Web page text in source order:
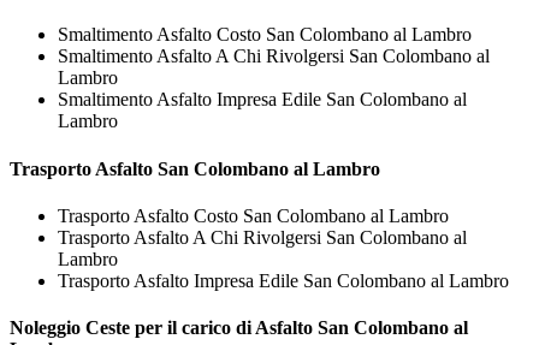
Smaltimento Asfalto Costo San Colombano al Lambro
Smaltimento Asfalto A Chi Rivolgersi San Colombano al
Lambro
Smaltimento Asfalto Impresa Edile San Colombano al
Lambro
Trasporto Asfalto San Colombano al Lambro
Trasporto Asfalto Costo San Colombano al Lambro
Trasporto Asfalto A Chi Rivolgersi San Colombano al
Lambro
Trasporto Asfalto Impresa Edile San Colombano al Lambro
Noleggio Ceste per il carico di Asfalto San Colombano al